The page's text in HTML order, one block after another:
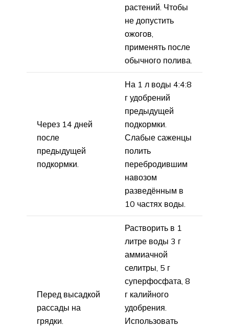
растений. Чтобы
не допустить
ожогов,
применять после
обычного полива.
Через 14 дней
после
предыдущей
подкормки.
На 1 л воды 4:4:8
г удобрений
предыдущей
подкормки.
Слабые саженцы
полить
перебродившим
навозом
разведённым в
10 частях воды.
Перед высадкой
рассады на
грядки.
Растворить в 1
литре воды 3 г
аммиачной
селитры, 5 г
суперфосфата, 8
г калийного
удобрения.
Использовать